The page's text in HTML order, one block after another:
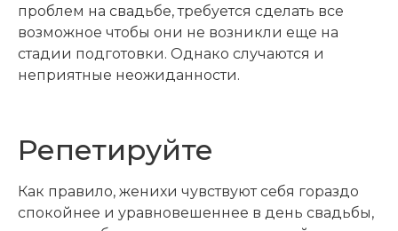
проблем на свадьбе, требуется сделать все
возможное чтобы они не возникли еще на
стадии подготовки. Однако случаются и
неприятные неожиданности.
Репетируйте
Как правило, женихи чувствуют себя гораздо
спокойнее и уравновешеннее в день свадьбы,